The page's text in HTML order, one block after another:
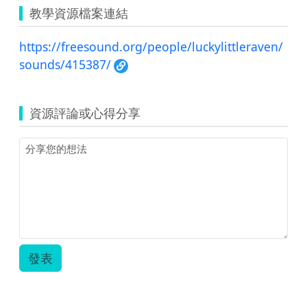
教學資源檔案連結
https://freesound.org/people/luckylittleraven/
sounds/415387/
資源評論或心得分享
發表